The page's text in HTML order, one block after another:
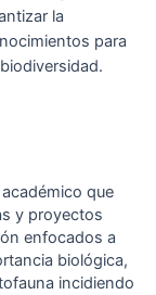
la
para
que
y proyectos
enfocados a
biológica,
incidiendo